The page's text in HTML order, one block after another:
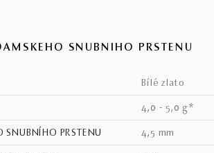
SNUBNÍHO PRSTENU
bílé zlato
4,0 - 5,0 g*
SNUBNÍHO PRSTENU 4,5 mm